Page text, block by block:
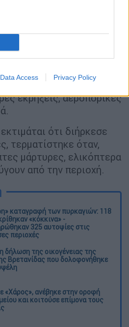
Data Access Privacy Policy
τα
Reuters,
12 άτομα. Έλαβε
Ατμέ, στηνεπαρχία
ελέγχουν αντάρτες,
την Τουρκία, και
εκρήξεις, αεροπορικές
ότι διήρκεσε
τερματίστηκε όταν,
μάρτυρες, ελικόπτερα
από την περιοχή.
καταγραφή των πυρκαγιών: 118
«κόκκινα» -
325 αυτοψίες στις
περιοχές
δήλωση της οικογένειας της
Βρετανίδας που δολοφονήθηκε
«Χάρος», ανέβηκε στην οροφή
και κοιτούσε επίμονα τους